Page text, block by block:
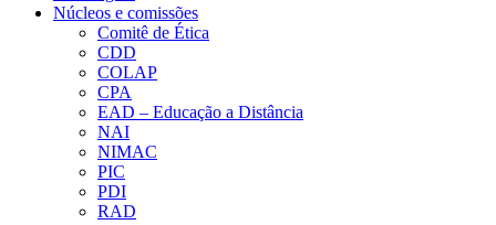
Núcleos e comissões
Comitê de Ética
CDD
COLAP
CPA
EAD – Educação a Distância
NAI
NIMAC
PIC
PDI
RAD